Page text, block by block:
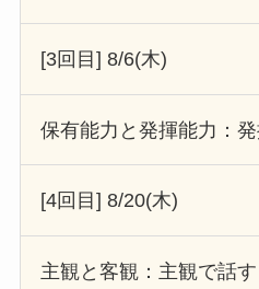
[3回目] 8/6(木)
保有能力と発揮能力：
[4回目] 8/20(木)
主観と客観：主観で話す